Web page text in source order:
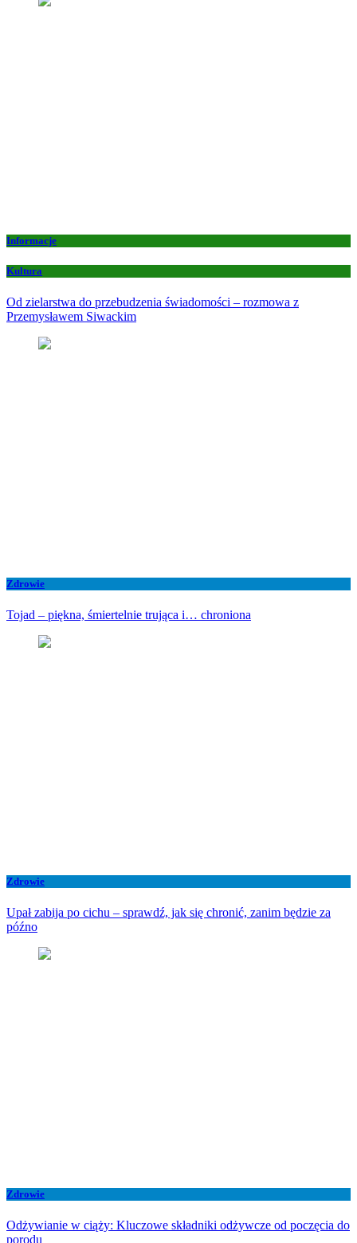
Informacje
Kultura
Od zielarstwa do przebudzenia świadomości – rozmowa z
Przemysławem Siwackim
Zdrowie
Tojad – piękna, śmiertelnie trująca i… chroniona
Zdrowie
Upał zabija po cichu – sprawdź, jak się chronić, zanim będzie za
późno
Zdrowie
Odżywianie w ciąży: Kluczowe składniki odżywcze od poczęcia do
porodu